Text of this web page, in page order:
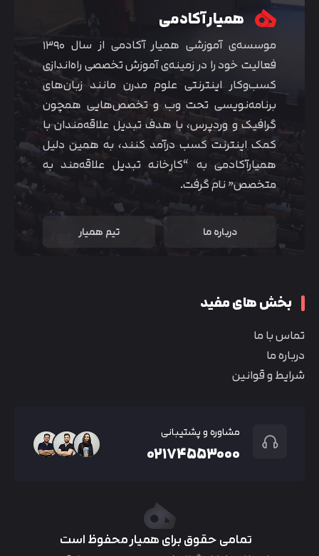
همیار آکادمی
موسسه‌ی آموزشی همیار آکادمی از سال ۱۳۹۰
فعالیت خود را در زمینه‌ی آموزش تخصصی راه‌اندازی
کسب‌و‌کار اینترنتی علوم مدرن مانند زبان‌های
برنامه‌نویسی تحت وب و تخصص‌هایی همچون
گرافیک و وردپرس، با هدف تبدیل علاقه‌مندان با
کمک اینترنت کسب درآمد کنند، به همین دلیل
همیارآکادمی به “کارخانه تبدیل علاقه‌مند به
متخصص” نام گرفت.
درباره ما تیم همیار
بخش های مفید
تماس با ما
درباره ما
شرایط و قوانین
مشاوره و پشتیبانی
۰۲۱۷۴۵۵۳۰۰۰
تمامی حقوق برای همیار محفوظ است
متوجه شدم